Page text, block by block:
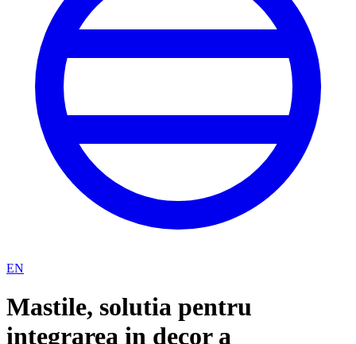
EN
Mastile, solutia pentru
integrarea in decor a